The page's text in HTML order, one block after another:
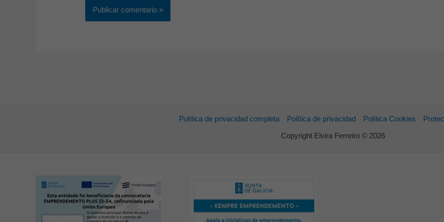
Política de privacidad completa Política de privacidad Política Cookies
Copyright Elvira Ferreiro © 2026